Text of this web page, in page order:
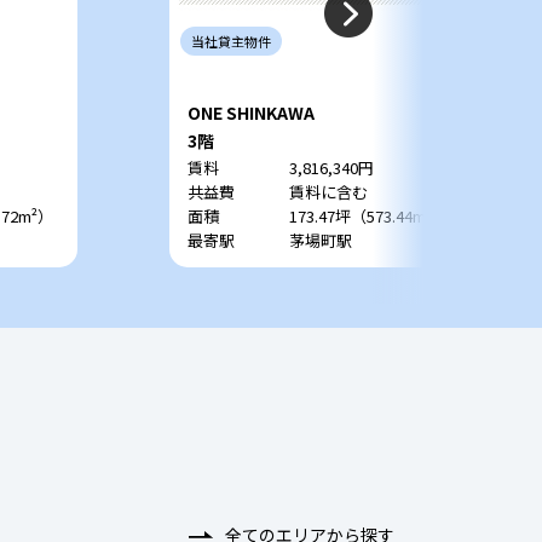
）
当社貸主物件
ONE SHINKAWA
3階
賃料
3,816,340円
共益費
賃料に含む
面積
173.47坪（573.44m²）
最寄駅
茅場町駅
全てのエリアから探す